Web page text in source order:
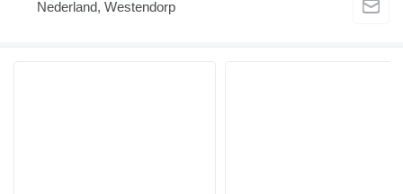
Nederland, Westendorp